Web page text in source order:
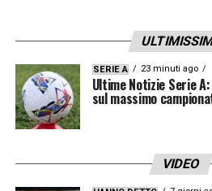
SERIE A 23 minuti ago
Ultime Notizie Serie
sul massimo
VIDEO